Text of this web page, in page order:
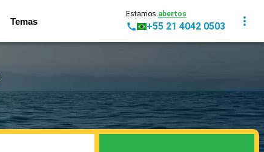
Temas
Estamos abertos
+55 21 4042 0503